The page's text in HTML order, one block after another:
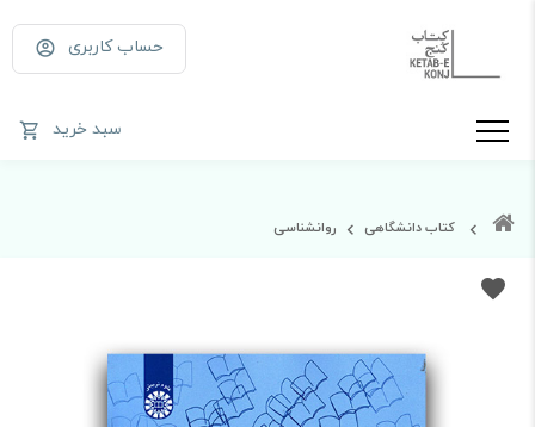
حساب کاربری
سبد خرید
کتاب دانشگاهی روانشناسی